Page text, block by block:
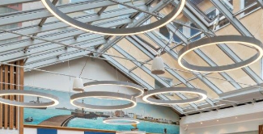
z. B. für personalisierte Anzeigen und
Weitere Informationen über
in unsererDatenschutzerklärung.
verwendeten Cookies. Sie können
geben oder sich weitere
nur bestimmte Cookies auswählen.
Zurück